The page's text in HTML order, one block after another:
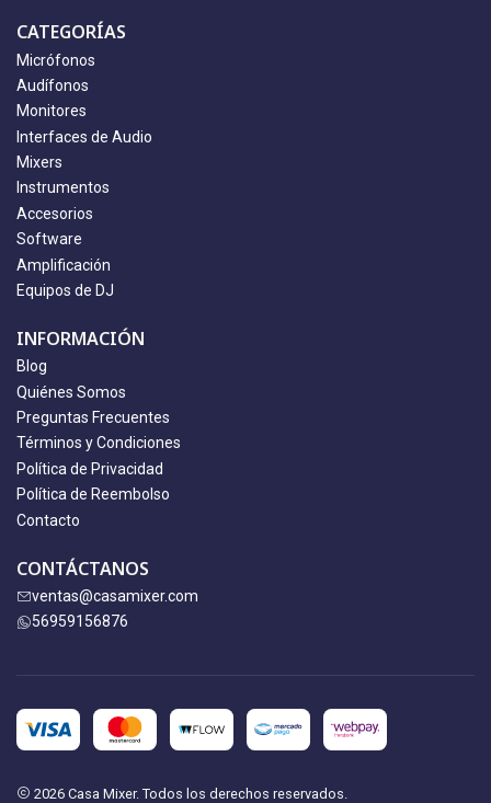
CATEGORÍAS
Micrófonos
Audífonos
Monitores
Interfaces de Audio
Mixers
Instrumentos
Accesorios
Software
Amplificación
Equipos de DJ
INFORMACIÓN
Blog
Quiénes Somos
Preguntas Frecuentes
Términos y Condiciones
Política de Privacidad
Política de Reembolso
Contacto
CONTÁCTANOS
ventas@casamixer.com
56959156876
2026 Casa Mixer. Todos los derechos reservados.